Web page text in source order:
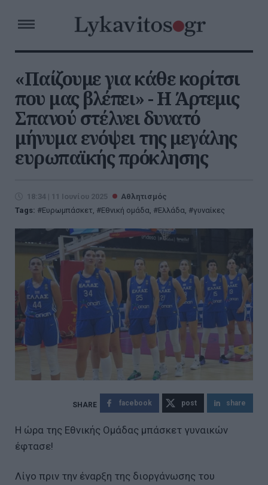
«Παίζουμε για κάθε κορίτσι
που μας βλέπει» - Η Άρτεμις
Σπανού στέλνει δυνατό
μήνυμα ενόψει της μεγάλης
ευρωπαϊκής πρόκλησης
18:34 | 11 Ιουνίου 2025
Αθλητισμός
Tags:
Ευρωμπάσκετ, Εθνική ομάδα, Ελλάδα, γυναίκες
facebook post share
Η ώρα της Εθνικής Ομάδας μπάσκετ γυναικών
έφτασε!
Λίγο πριν την έναρξη της διοργάνωσης του